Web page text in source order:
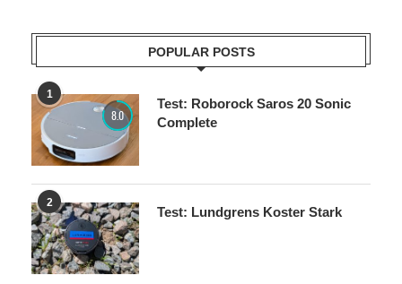
POPULAR POSTS
1
8.0
Test: Roborock Saros 20 Sonic
Complete
2
Test: Lundgrens Koster Stark